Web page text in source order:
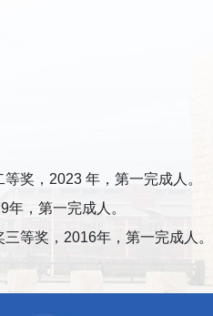
奖，2023 年，第一完成人。
，第一完成人。
等奖，2016年，第一完成人。